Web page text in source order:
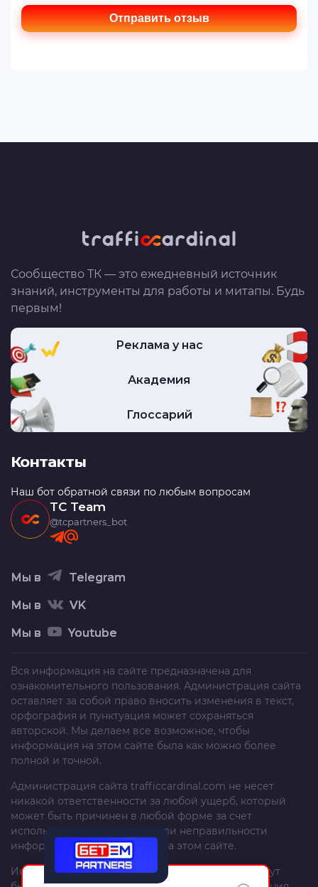
Отправить отзыв
Сообщество ТК — это ежедневный источник
знаний, инструменты для работы и митапы. Будь
первым!
Реклама у нас
Академия
Глоссарий
Контакты
Наш бот обратной связи по любым вопросам
TC Team
@tcpartners_bot
Мы в Telegram
Мы в VK
Мы в Youtube
Вся информация на сайте предназначена для
ознакомительного пользования. Администрация сайта
оставляет за собой право вносить изменения в текст,
орфография и пунктуация может сохраняться
авторской. Мы делаем все возможное, чтобы
информация на этом сайте была как можно более
полной и точной.
Администрация сайта trafficcardinal.com не несет
никакой ответственности за любой ущерб, который
может быть причинен в любой форме за счет
использования, неполноты или неправильности
информации, размещенной на этом сайте.
Информация и рекомендации на этом сайте могут